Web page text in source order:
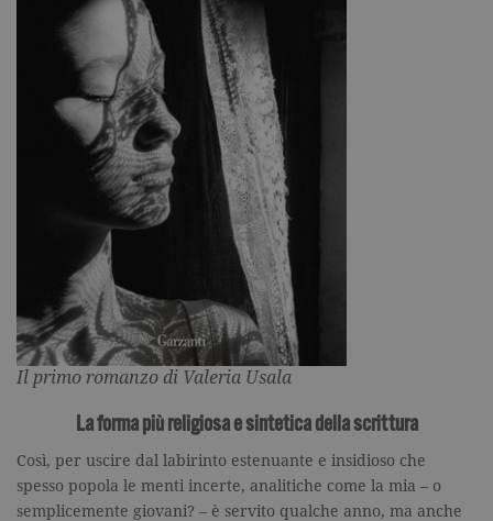
Il primo romanzo di Valeria Usala
La forma più religiosa e sintetica della scrittura
Così, per uscire dal labirinto estenuante e insidioso che
spesso popola le menti incerte, analitiche come la mia – o
semplicemente giovani? – è servito qualche anno, ma anche